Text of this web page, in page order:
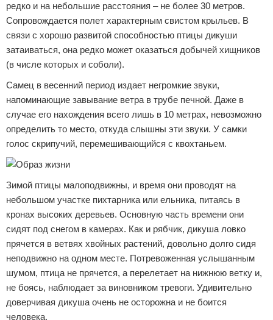
редко и на небольшие расстояния – не более 30 метров.
Сопровождается полет характерным свистом крыльев. В
связи с хорошо развитой способностью птицы дикуши
затаиваться, она редко может оказаться добычей хищников
(в числе которых и соболи).
Самец в весенний период издает негромкие звуки,
напоминающие завывание ветра в трубе печной. Даже в
случае его нахождения всего лишь в 10 метрах, невозможно
определить то место, откуда слышны эти звуки. У самки
голос скрипучий, перемешивающийся с квохтаньем.
Зимой птицы малоподвижны, и время они проводят на
небольшом участке пихтарника или ельника, питаясь в
кронах высоких деревьев. Основную часть времени они
сидят под снегом в камерах. Как и рябчик, дикуша ловко
прячется в ветвях хвойных растений, довольно долго сидя
неподвижно на одном месте. Потревоженная услышанным
шумом, птица не прячется, а перелетает на нижнюю ветку и,
не боясь, наблюдает за виновником тревоги. Удивительно
доверчивая дикуша очень не осторожна и не боится
человека.